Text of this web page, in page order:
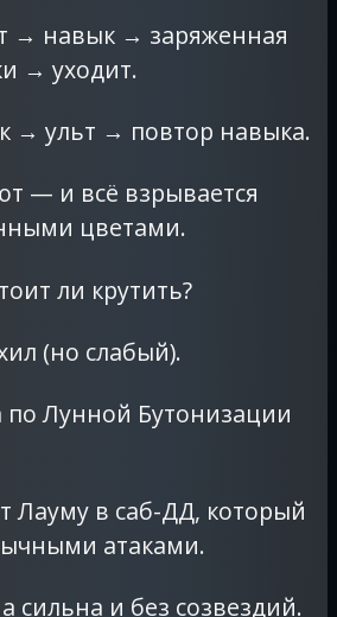
→ навык → заряженная
→ уходит.
→ ульт → повтор навыка.
— и всё взрывается
цветами.
ли крутить?
(но слабый).
по Лунной Бутонизации
Лауму в саб-ДД, который
атаками.
сильна и без созвездий.